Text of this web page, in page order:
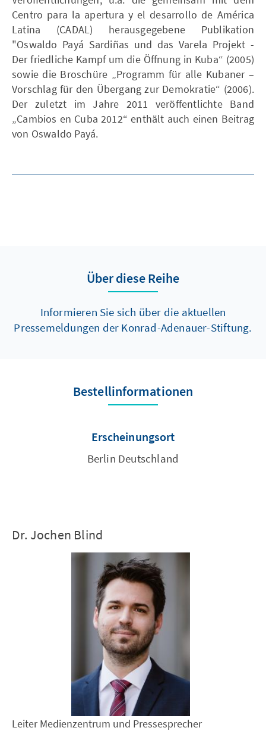
Centro para la apertura y el desarrollo de América
Latina (CADAL) herausgegebene Publikation
"Oswaldo Payá Sardiñas und das Varela Projekt -
Der friedliche Kampf um die Öffnung in Kuba“ (2005)
sowie die Broschüre „Programm für alle Kubaner –
Vorschlag für den Übergang zur Demokratie“ (2006).
Der zuletzt im Jahre 2011 veröffentlichte Band
„Cambios en Cuba 2012“ enthält auch einen Beitrag
von Oswaldo Payá.
Über diese Reihe
Informieren Sie sich über die aktuellen
Pressemeldungen der Konrad-Adenauer-Stiftung.
Bestellinformationen
Erscheinungsort
Berlin Deutschland
Dr. Jochen Blind
Leiter Medienzentrum und Pressesprecher